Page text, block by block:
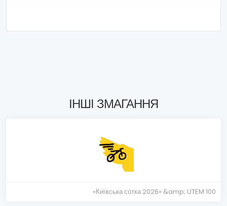
ІНШІ ЗМАГАННЯ
«Київська сотка 2026» &amp; UTEM 100